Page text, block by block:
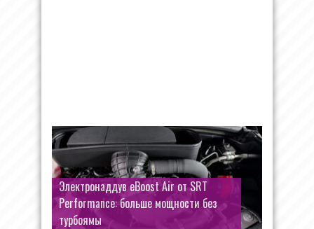
Электронаддув eBoost Air от SRT
Performance: больше мощности без
турбоямы